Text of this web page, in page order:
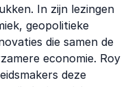
In zijn lezingen
geopolitieke
die samen de
economie. Roy
deze